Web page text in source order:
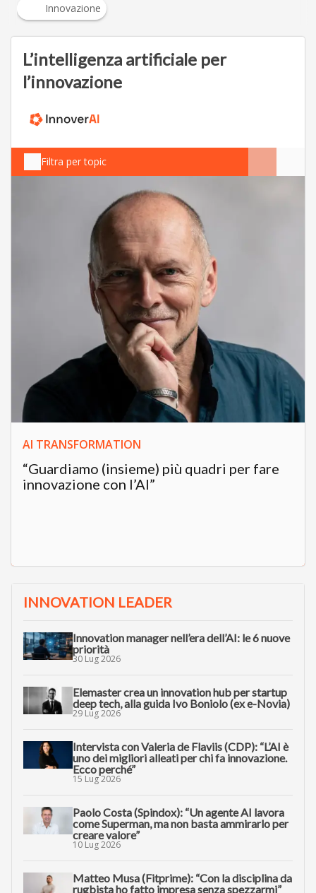
Innovazione
L’intelligenza artificiale per
l’innovazione
Filtra per topic
AI TRANSFORMATION
“Guardiamo (insieme) più quadri per fare
innovazione con l’AI”
INNOVATION LEADER
Innovation manager nell’era dell’AI: le 6 nuove
priorità
30 Lug 2026
Elemaster crea un innovation hub per startup
deep tech, alla guida Ivo Boniolo (ex e-Novia)
29 Lug 2026
Intervista con Valeria de Flaviis (CDP): “L’AI è
uno dei migliori alleati per chi fa innovazione.
Ecco perché”
15 Lug 2026
Paolo Costa (Spindox): “Un agente AI lavora
come Superman, ma non basta ammirarlo per
creare valore”
10 Lug 2026
Matteo Musa (Fitprime): “Con la disciplina da
rugbista ho fatto impresa senza spezzarmi”